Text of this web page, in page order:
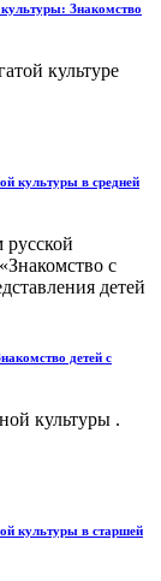
Знакомство
культуре
культуры в средней
с
детей
детей с
культуры .
культуры в старшей